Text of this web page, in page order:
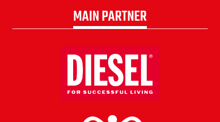
MAIN PARTNER